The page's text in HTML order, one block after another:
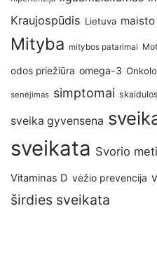
Kraujospūdis Lietuva
Mityba mitybos patarimai
odos priežiūra omega-3
senėjimas simptomai skaidulos
sveika gyvensena
sveikata Svorio
Vitaminas D vėžio prevencija
širdies sveikata